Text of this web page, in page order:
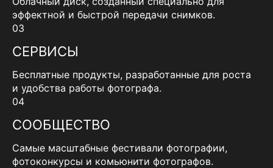
эффектной и быстрой передачи снимков.
03
СЕРВИСЫ
Бесплатные продукты, разработанные для роста
и удобства работы фотографа.
04
СООБЩЕСТВО
Самые масштабные фестивали фотографии,
фотоконкурсы и комьюнити фотографов.